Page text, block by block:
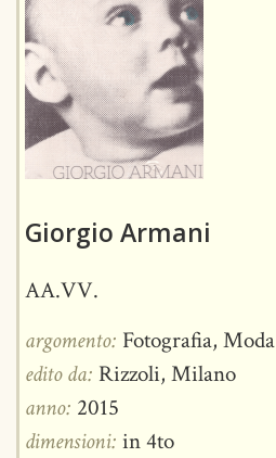
Giorgio Armani
AA.VV.
argomento: Fotografia, Moda
edito da: Rizzoli, Milano
anno: 2015
dimensioni: in 4to